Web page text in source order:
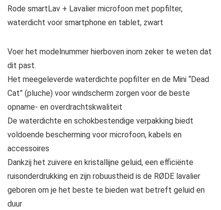
Rode smartLav + Lavalier microfoon met popfilter,
waterdicht voor smartphone en tablet, zwart
Voer het modelnummer hierboven inom zeker te weten dat
dit past.
Het meegeleverde waterdichte popfilter en de Mini “Dead
Cat” (pluche) voor windscherm zorgen voor de beste
opname- en overdrachtskwaliteit
De waterdichte en schokbestendige verpakking biedt
voldoende bescherming voor microfoon, kabels en
accessoires
Dankzij het zuivere en kristallijne geluid, een efficiënte
ruisonderdrukking en zijn robuustheid is de RØDE lavalier
geboren om je het beste te bieden wat betreft geluid en
duur